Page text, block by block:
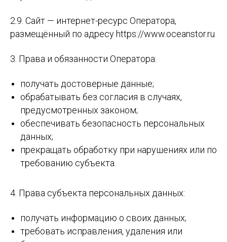
2.9. Сайт — интернет-ресурс Оператора,
размещённый по адресу https://www.oceanstor.ru
3. Права и обязанности Оператора:
получать достоверные данные;
обрабатывать без согласия в случаях,
предусмотренных законом;
обеспечивать безопасность персональных
данных;
прекращать обработку при нарушениях или по
требованию субъекта.
4. Права субъекта персональных данных:
получать информацию о своих данных;
требовать исправления, удаления или